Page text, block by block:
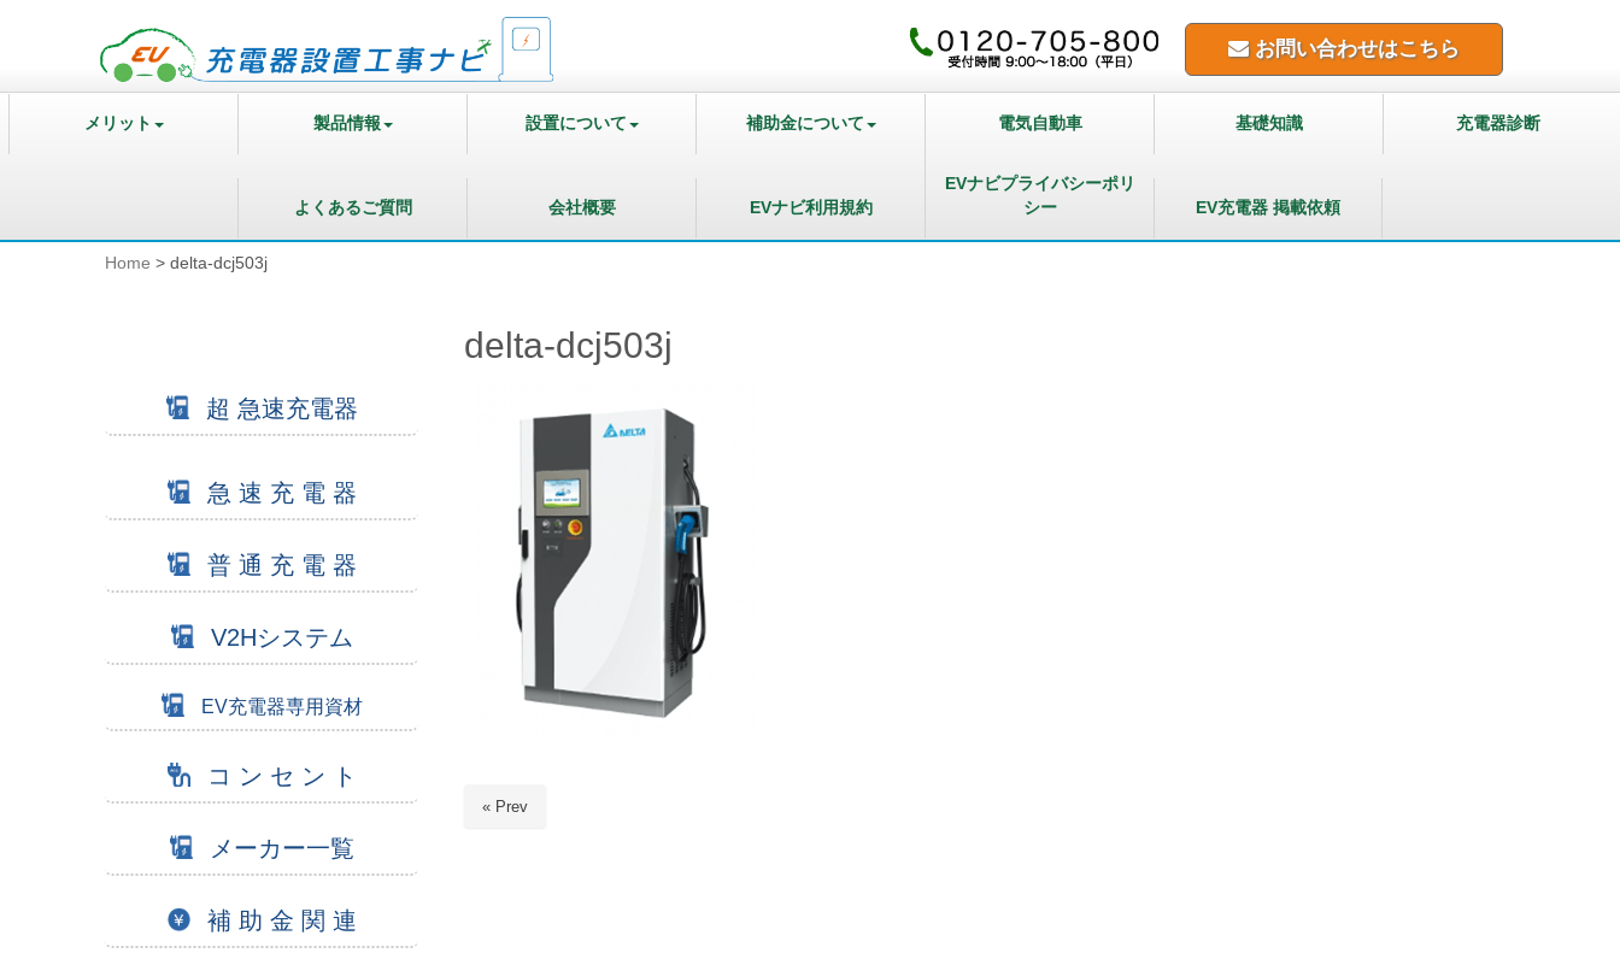
お問い合わせはこちら
メリット 製品情報 設置について 補助金について 電気自動車 基礎知識 充電器診断
よくあるご質問 会社概要 EVナビ利用規約
EVナビプライバシーポリ
シー
EV充電器 掲載依頼
Home > delta-dcj503j
delta-dcj503j
« Prev
超 急速充電器
急 速 充 電 器
普 通 充 電 器
V2Hシステム
EV充電器専用資材
コ ン セ ン ト
メーカー一覧
補 助 金 関 連